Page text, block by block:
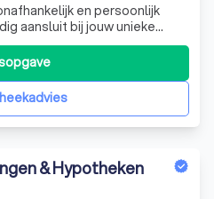
en persoonlijk
aansluit bij jouw unieke
tussenpersoon vergelijken
hypotheekverstrekkers
te vinden. Of je nu een
& Hypotheken